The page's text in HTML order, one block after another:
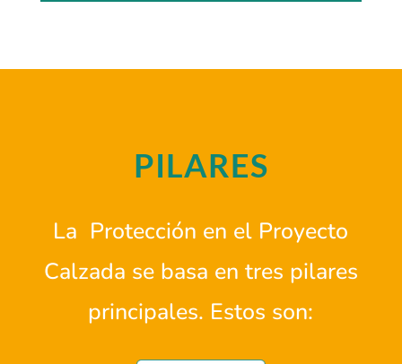
PILARES
La Protección en el Proyecto
Calzada se basa en tres pilares
principales. Estos son: